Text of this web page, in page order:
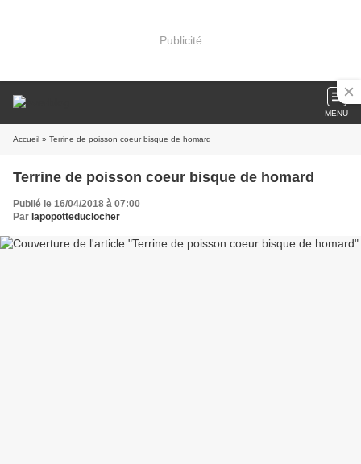
Publicité
MENU
Accueil » Terrine de poisson coeur bisque de homard
Terrine de poisson coeur bisque de homard
Publié le 16/04/2018 à 07:00
Par lapopotteduclocher